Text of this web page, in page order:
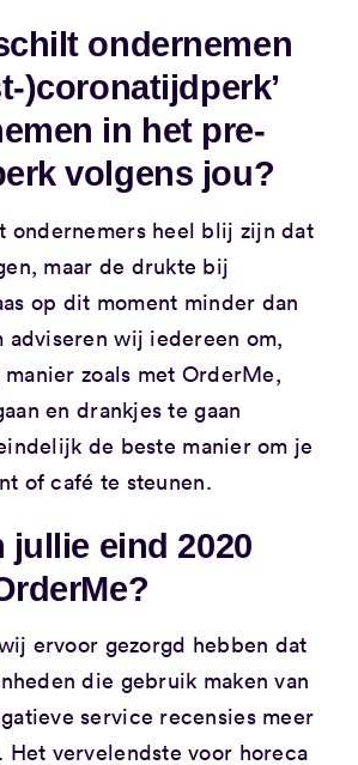
ondernemen
)coronatijdperk’
in het pre-
volgens jou?
ondernemers heel blij zijn dat
maar de drukte bij
op dit moment minder dan
adviseren wij iedereen om,
zoals met OrderMe,
en drankjes te gaan
de beste manier om je
of café te steunen.
jullie eind 2020
?
ervoor gezorgd hebben dat
die gebruik maken van
service recensies meer
Het vervelendste voor horeca